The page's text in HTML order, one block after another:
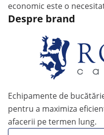
economic este o
Despre brand
Echipamente de
pentru a maximiza
afacerii pe termen lung.